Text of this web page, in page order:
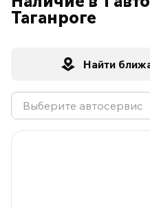
Таганроге
Найти